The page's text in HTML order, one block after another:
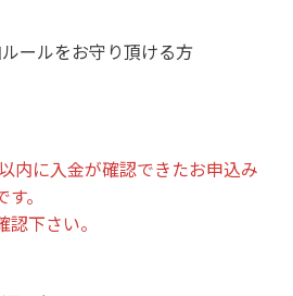
ールをお守り頂ける方
内に入金が確認できたお申込み
。
下さい。